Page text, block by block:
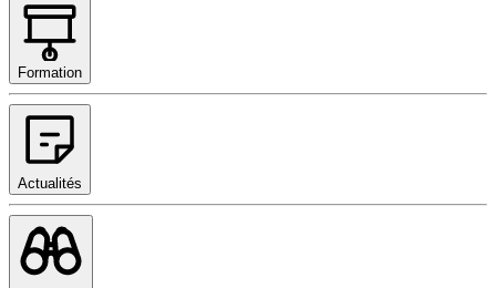
Formation
Actualités